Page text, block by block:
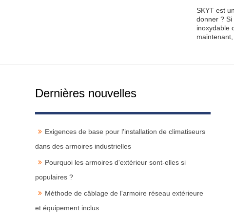
SKYT est
donner ?
inoxydable
Dernières nouvelles
Exigences de base pour l'installation de climatiseurs
dans des armoires industrielles
Pourquoi les armoires d'extérieur sont-elles si
populaires ?
Méthode de câblage de l'armoire réseau extérieure
et équipement inclus